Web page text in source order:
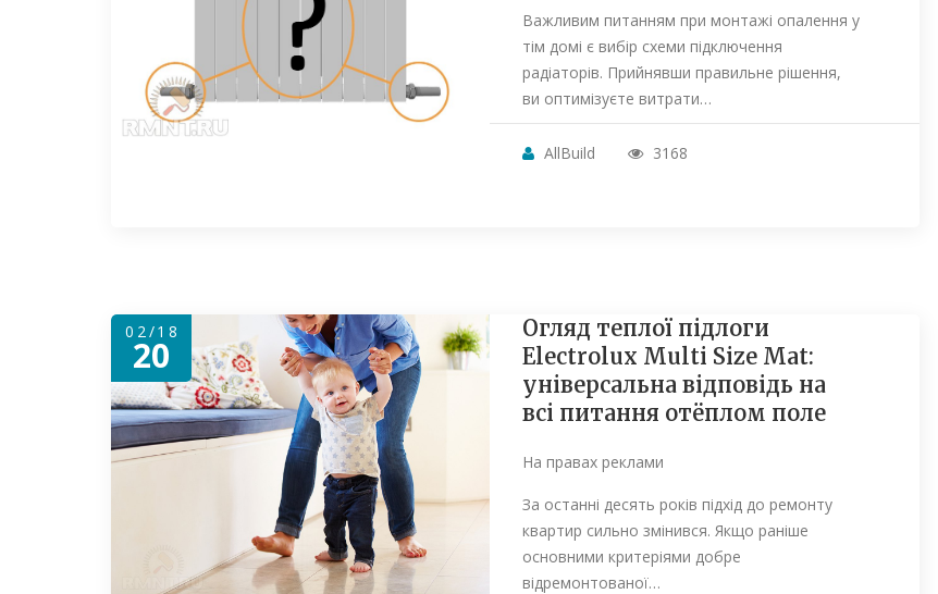
Важливим питанням при монтажі опалення у
тім домі є вибір схеми підключення
радіаторів. Прийнявши правильне рішення,
ви оптимізуєте витрати…
AllBuild 3168
02/18
20
Огляд теплої підлоги
Electrolux Multi Size Mat:
універсальна відповідь на
всі питання отёплом поле
На правах реклами
За останні десять років підхід до ремонту
квартир сильно змінився. Якщо раніше
основними критеріями добре
відремонтованої…